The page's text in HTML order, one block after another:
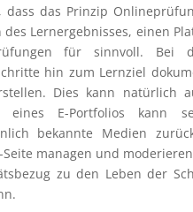
dass das Prinzip
des Lernergebnisses, einen
für sinnvoll. Bei
hin zum Lernziel
Dies kann natürlich
eines E-Portfolios kann
bekannte Medien
Seite managen und
zu den Leben der